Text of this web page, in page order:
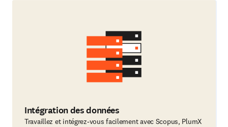
Intégration des données
Travaillez et intégrez-vous facilement avec Scopus, PlumX